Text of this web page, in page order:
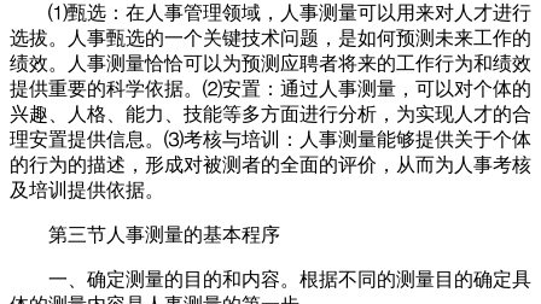
⑴甄选：在人事管理领域，人事测量可以用来对人才进行
选拔。人事甄选的一个关键技术问题，是如何预测未来工作的
绩效。人事测量恰恰可以为预测应聘者将来的工作行为和绩效
提供重要的科学依据。⑵安置：通过人事测量，可以对个体的
兴趣、人格、能力、技能等多方面进行分析，为实现人才的合
理安置提供信息。⑶考核与培训：人事测量能够提供关于个体
的行为的描述，形成对被测者的全面的评价，从而为人事考核
及培训提供依据。
第三节人事测量的基本程序
一、确定测量的目的和内容。根据不同的测量目的确定具